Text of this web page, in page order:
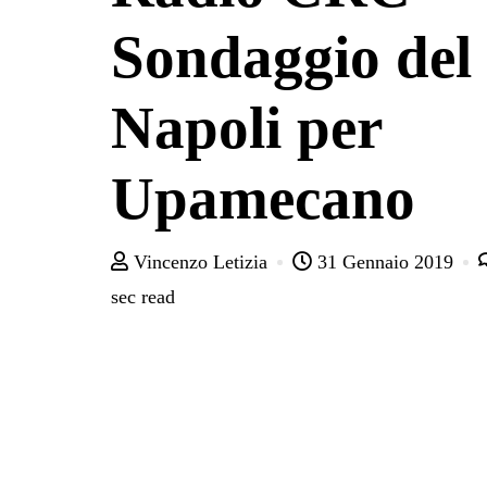
Sondaggio del
Napoli per
Upamecano
Vincenzo Letizia
31 Gennaio 2019
sec read